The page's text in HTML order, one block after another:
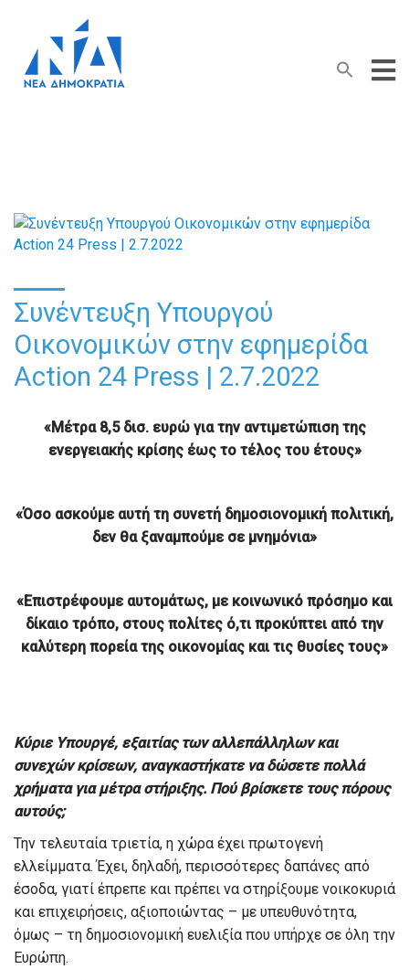
Search
for:
Search Button
Συνέντευξη Υπουργού
Οικονομικών στην εφημερίδα
Action 24 Press | 2.7.2022
«Μέτρα 8,5 δισ. ευρώ για την αντιμετώπιση της
ενεργειακής κρίσης έως το τέλος του έτους»
«Όσο ασκούμε αυτή τη συνετή δημοσιονομική πολιτική,
δεν θα ξαναμπούμε σε μνημόνια»
«Επιστρέφουμε αυτομάτως, με κοινωνικό πρόσημο και
δίκαιο τρόπο, στους πολίτες ό,τι προκύπτει από την
καλύτερη πορεία της οικονομίας και τις θυσίες τους»
Κύριε Υπουργέ, εξαιτίας των αλλεπάλληλων και
συνεχών κρίσεων, αναγκαστήκατε να δώσετε πολλά
χρήματα για μέτρα στήριξης. Πού βρίσκετε τους πόρους
αυτούς;
Την τελευταία τριετία, η χώρα έχει πρωτογενή
ελλείμματα. Έχει, δηλαδή, περισσότερες δαπάνες από
έσοδα, γιατί έπρεπε και πρέπει να στηρίξουμε νοικοκυριά
και επιχειρήσεις, αξιοποιώντας – με υπευθυνότητα,
όμως – τη δημοσιονομική ευελιξία που υπήρχε σε όλη την
Ευρώπη.